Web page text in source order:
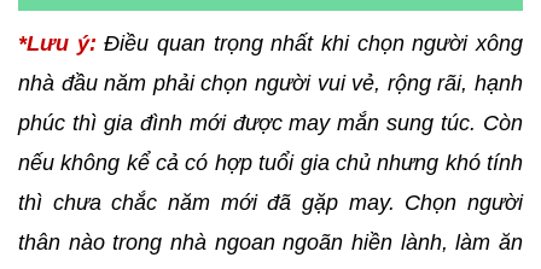
*Lưu ý: Điều quan trọng nhất khi chọn người xông
nhà đầu năm phải chọn người vui vẻ, rộng rãi, hạnh
phúc thì gia đình mới được may mắn sung túc. Còn
nếu không kể cả có hợp tuổi gia chủ nhưng khó tính
thì chưa chắc năm mới đã gặp may. Chọn người
thân nào trong nhà ngoan ngoãn hiền lành, làm ăn